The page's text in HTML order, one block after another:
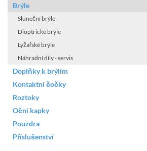
Brýle
Sluneční brýle
Dioptrické brýle
Lyžařské brýle
Náhradní díly - servis
Doplňky k brýlím
Kontaktní čočky
Roztoky
Oční kapky
Pouzdra
Příslušenství